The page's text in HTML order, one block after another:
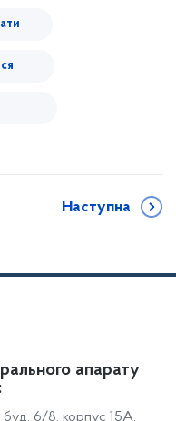
Наступна
апарату
буд. 6/8, корпус 15А,